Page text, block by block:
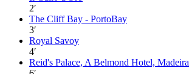
2′
The Cliff Bay - PortoBay
3′
Royal Savoy
4′
Reid's Palace, A Belmond Hotel, Madeira